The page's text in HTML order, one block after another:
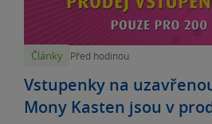
Články Před hodinou
Vstupenky na
Mony Kasten jsou v